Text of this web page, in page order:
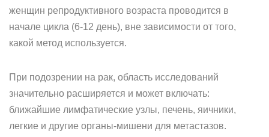
женщин репродуктивного возраста проводится в
начале цикла (6-12 день), вне зависимости от того,
какой метод используется.
При подозрении на рак, область исследований
значительно расширяется и может включать:
ближайшие лимфатические узлы, печень, яичники,
легкие и другие органы-мишени для метастазов.